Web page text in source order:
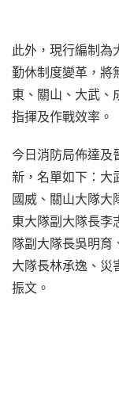
此外，現行編制為
勤休制度變革，將
東、關山、大武、
指揮及作戰效率。
今日消防局佈達及
新，名單如下：大
國威、關山大隊大
東大隊副大隊長李
隊副大隊長吳明育
大隊長林承逸、災
振文。